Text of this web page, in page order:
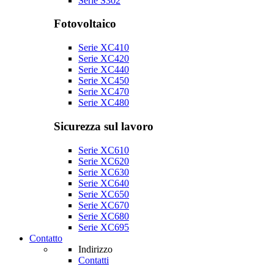
Fotovoltaico
Serie XC410
Serie XC420
Serie XC440
Serie XC450
Serie XC470
Serie XC480
Sicurezza sul lavoro
Serie XC610
Serie XC620
Serie XC630
Serie XC640
Serie XC650
Serie XC670
Serie XC680
Serie XC695
Contatto
Indirizzo
Contatti